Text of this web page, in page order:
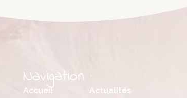
Navigation :
Accueil
Actualités